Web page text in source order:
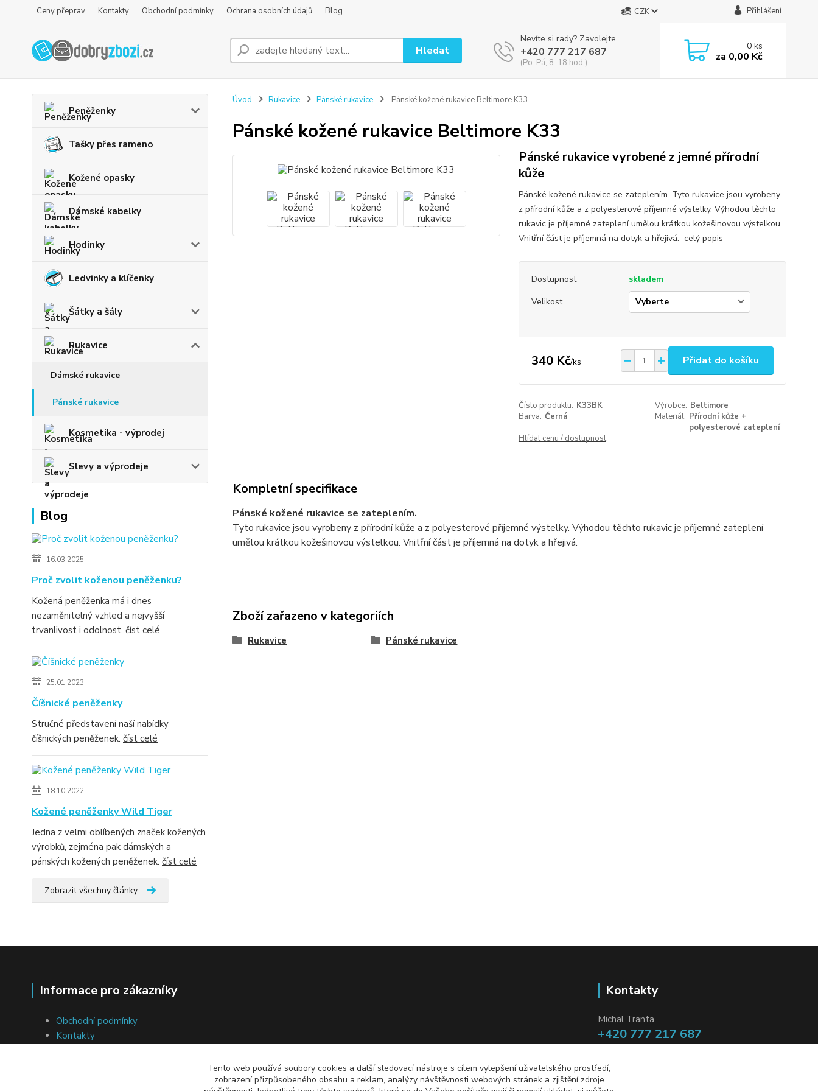
Ceny přeprav Kontakty Obchodní podmínky Ochrana osobních údajů Blog CZK Přihlášení
Hledat
Nevíte si rady? Zavolejte.
+420 777 217 687
(Po-Pá, 8-18 hod.)
0ks
za 0,00 Kč
Peněženky
Tašky přes rameno
Kožené opasky
Dámské kabelky
Hodinky
Ledvinky a klíčenky
Šátky a šály
Rukavice
Dámské rukavice
Pánské rukavice
Kosmetika - výprodej
Slevy a výprodeje
Blog
16.03.2025
Proč zvolit koženou peněženku?
Kožená peněženka má i dnes
nezaměnitelný vzhled a nejvyšší
trvanlivost i odolnost. číst celé
25.01.2023
Číšnické peněženky
Stručné představení naší nabídky
číšnických peněženek. číst celé
18.10.2022
Kožené peněženky Wild Tiger
Jedna z velmi oblíbených značek kožených
výrobků, zejména pak dámských a
pánských kožených peněženek. číst celé
Zobrazit všechny články
Úvod Rukavice Pánské rukavice Pánské kožené rukavice Beltimore K33
Pánské kožené rukavice Beltimore K33
Pánské rukavice vyrobené z jemné přírodní
kůže
Pánské kožené rukavice se zateplením. Tyto rukavice jsou vyrobeny
z přírodní kůže a z polyesterové příjemné výstelky. Výhodou těchto
rukavic je příjemné zateplení umělou krátkou kožešinovou výstelkou.
Vnitřní část je příjemná na dotyk a hřejivá. celý popis
Dostupnost
skladem
Velikost
340 Kč/ks Přidat do košíku
Číslo produktu: K33BK Výrobce: Beltimore
Barva: Černá Materiál: Přírodní kůže +
polyesterové zateplení
Hlídat cenu / dostupnost
Kompletní specifikace
Pánské kožené rukavice se zateplením.
Tyto rukavice jsou vyrobeny z přírodní kůže a z polyesterové příjemné výstelky. Výhodou těchto rukavic je příjemné zateplení
umělou krátkou kožešinovou výstelkou. Vnitřní část je příjemná na dotyk a hřejivá.
Zboží zařazeno v kategoriích
Rukavice Pánské rukavice
Informace pro zákazníky
Obchodní podmínky
Kontakty
Kontakty
Michal Tranta
+420 777 217 687
Tento web používá soubory cookies a další sledovací nástroje s cílem vylepšení uživatelského prostředí,
zobrazení přizpůsobeného obsahu a reklam, analýzy návštěvnosti webových stránek a zjištění zdroje